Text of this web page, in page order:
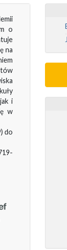
o
na
i
w
do